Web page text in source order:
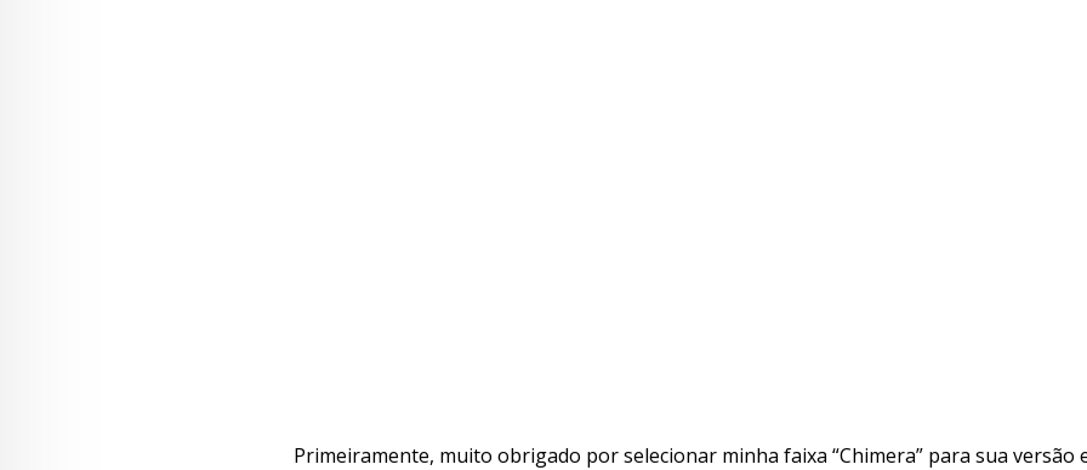
Primeiramente, muito obrigado por selecionar minha faixa “Chimera” para sua versão